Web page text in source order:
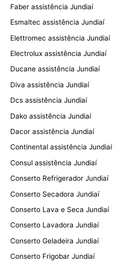
Faber assistência Jundiaí
Esmaltec assistência Jundiaí
Elettromec assistência Jundiaí
Electrolux assistência Jundiaí
Ducane assistência Jundiaí
Diva assistência Jundiaí
Dcs assistência Jundiaí
Dako assistência Jundiaí
Dacor assistência Jundiaí
Continental assistência Jundiaí
Consul assistência Jundiaí
Conserto Refrigerador Jundiaí
Conserto Secadora Jundiaí
Conserto Lava e Seca Jundiaí
Conserto Lavadora Jundiaí
Conserto Geladeira Jundiaí
Conserto Frigobar Jundiaí